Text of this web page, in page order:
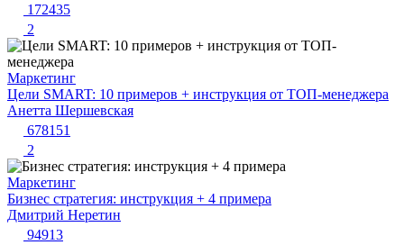
172435
2
Маркетинг
Цели SMART: 10 примеров + инструкция от ТОП-менеджера
Анетта Шершевская
678151
2
Маркетинг
Бизнес стратегия: инструкция + 4 примера
Дмитрий Неретин
94913